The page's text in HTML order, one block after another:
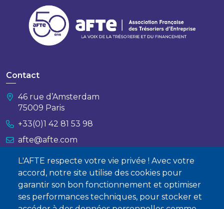
L'AFTE respecte votre vie privée ! Avec votre
accord, notre site utilise des cookies pour
garantir son bon fonctionnement et optimiser
ses performances techniques, pour stocker et
Contact
46 rue d’Amsterdam
75009 Paris
+33(0)1 42 81 53 98
afte@afte.com
Nous contacter
À propos